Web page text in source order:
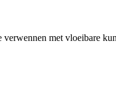
met vloeibare